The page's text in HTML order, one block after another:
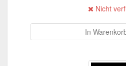
Nicht
In